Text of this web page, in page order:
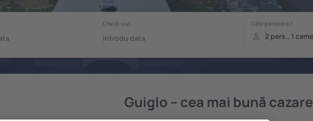
Guiglo – cea mai bună cazare